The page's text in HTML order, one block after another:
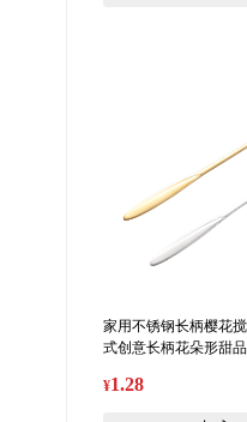
家用不锈钢长柄樱花
式创意长柄花朵形甜
¥1.28